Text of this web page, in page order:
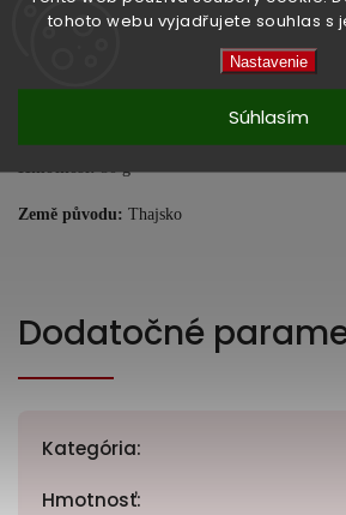
tohoto webu vyjadřujete souhlas s
Nastavenie
Súhlasím
Vláknina
Sůl
Země původu: Thajsko
Dodatočné
Kategória:
Hmotnosť: